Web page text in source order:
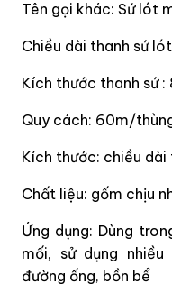
Tên gọi khác: Sứ lót
Chiều dài thanh sứ
Kích thước thanh sứ :
Quy cách: 60m/
Kích thước: chiều dài
Chất liệu: gốm chịu
Ứng dụng: Dùng
mối, sử dụng
đường ống, bồn bể